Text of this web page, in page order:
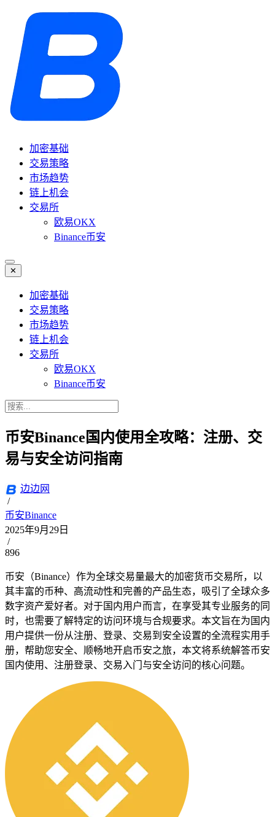
加密基础
交易策略
市场趋势
链上机会
交易所
欧易OKX
Binance币安
✕
加密基础
交易策略
市场趋势
链上机会
交易所
欧易OKX
Binance币安
币安Binance国内使用全攻略：注册、交
易与安全访问指南
边边网
/
币安Binance
2025年9月29日
/
896
币安（Binance）作为全球交易量最大的加密货币交易所，以
其丰富的币种、高流动性和完善的产品生态，吸引了全球众多
数字资产爱好者。对于国内用户而言，在享受其专业服务的同
时，也需要了解特定的访问环境与合规要求。本文旨在为国内
用户提供一份从注册、登录、交易到安全设置的全流程实用手
册，帮助您安全、顺畅地开启币安之旅，本文将系统解答币安
国内使用、注册登录、交易入门与安全访问的核心问题。